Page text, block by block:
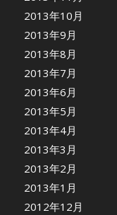
2013年10月
2013年9月
2013年8月
2013年7月
2013年6月
2013年5月
2013年4月
2013年3月
2013年2月
2013年1月
2012年12月